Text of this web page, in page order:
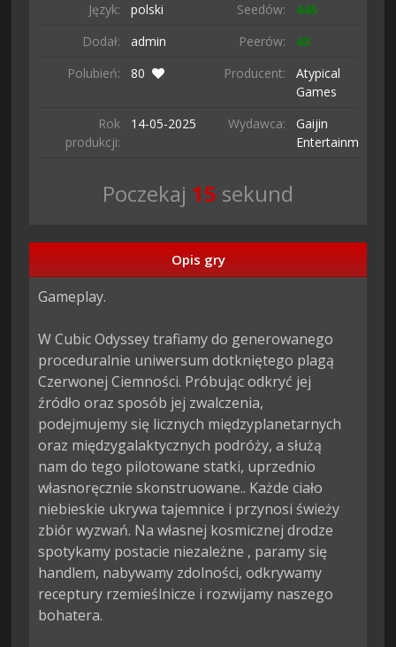
Język:
polski Seedów:
445
Dodał:
admin Peerów:
43
Polubień:
80 Producent:
Atypical
Games
Rok
produkcji:
14-05-2025 Wydawca:
Gaijin
Entertainment
Poczekaj 14 sekund
Opis gry
Gameplay.
W Cubic Odyssey trafiamy do generowanego
proceduralnie uniwersum dotkniętego plagą
Czerwonej Ciemności. Próbując odkryć jej
źródło oraz sposób jej zwalczenia,
podejmujemy się licznych międzyplanetarnych
oraz międzygalaktycznych podróży, a służą
nam do tego pilotowane statki, uprzednio
własnoręcznie skonstruowane.. Każde ciało
niebieskie ukrywa tajemnice i przynosi świeży
zbiór wyzwań. Na własnej kosmicznej drodze
spotykamy postacie niezależne , paramy się
handlem, nabywamy zdolności, odkrywamy
receptury rzemieślnicze i rozwijamy naszego
bohatera.